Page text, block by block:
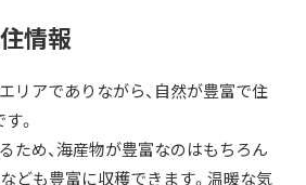
情報
リアでありながら、自然が豊富で住
。
ため、海産物が豊富なのはもちろん
なども豊富に収穫できます。温暖な気